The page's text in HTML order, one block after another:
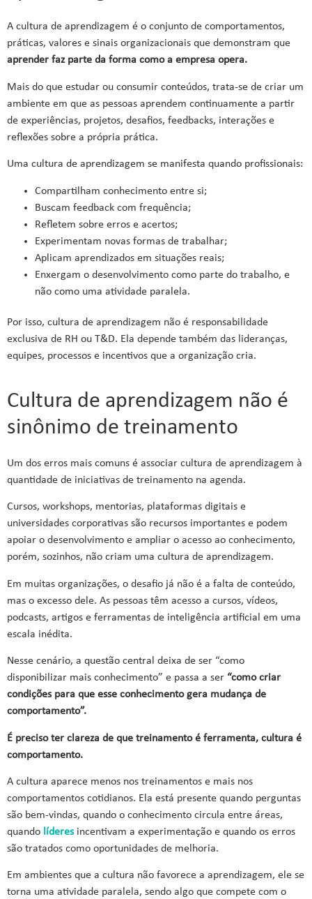
A cultura de aprendizagem é o conjunto de comportamentos,
práticas, valores e sinais organizacionais que demonstram que
aprender faz parte da forma como a empresa opera.
Mais do que estudar ou consumir conteúdos, trata-se de criar um
ambiente em que as pessoas aprendem continuamente a partir
de experiências, projetos, desafios, feedbacks, interações e
reflexões sobre a própria prática.
Uma cultura de aprendizagem se manifesta quando profissionais:
Compartilham conhecimento entre si;
Buscam feedback com frequência;
Refletem sobre erros e acertos;
Experimentam novas formas de trabalhar;
Aplicam aprendizados em situações reais;
Enxergam o desenvolvimento como parte do trabalho, e
não como uma atividade paralela.
Por isso, cultura de aprendizagem não é responsabilidade
exclusiva de RH ou T&D. Ela depende também das lideranças,
equipes, processos e incentivos que a organização cria.
Cultura de aprendizagem não é
sinônimo de treinamento
Um dos erros mais comuns é associar cultura de aprendizagem à
quantidade de iniciativas de treinamento na agenda.
Cursos, workshops, mentorias, plataformas digitais e
universidades corporativas são recursos importantes e podem
apoiar o desenvolvimento e ampliar o acesso ao conhecimento,
porém, sozinhos, não criam uma cultura de aprendizagem.
Em muitas organizações, o desafio já não é a falta de conteúdo,
mas o excesso dele. As pessoas têm acesso a cursos, vídeos,
podcasts, artigos e ferramentas de inteligência artificial em uma
escala inédita.
Nesse cenário, a questão central deixa de ser “como
disponibilizar mais conhecimento” e passa a ser “como criar
condições para que esse conhecimento gera mudança de
comportamento”.
É preciso ter clareza de que treinamento é ferramenta, cultura é
comportamento.
A cultura aparece menos nos treinamentos e mais nos
comportamentos cotidianos. Ela está presente quando perguntas
são bem-vindas, quando o conhecimento circula entre áreas,
quando líderesincentivam a experimentação e quando os erros
são tratados como oportunidades de melhoria.
Em ambientes que a cultura não favorece a aprendizagem, ele se
torna uma atividade paralela, sendo algo que compete com o